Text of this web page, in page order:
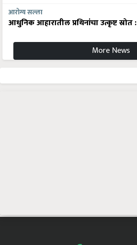
आरोग्य सल्ला
आधुनिक आहारातील प्रथिनांचा उत्कृष्ट
More News